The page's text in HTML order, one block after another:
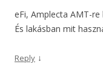
eFi, Amplecta AMT-
És lakásban mit
Reply ↓